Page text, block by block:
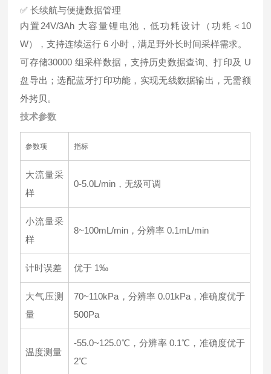
✅ 长续航与便捷数据管理
内置24V/3Ah 大容量锂电池，低功耗设计（功耗＜10
W），支持连续运行 6 小时，满足野外长时间采样需求。
可存储30000 组采样数据，支持历史数据查询、打印及 U
盘导出；选配蓝牙打印功能，实现无线数据输出，无需额
外拷贝。
技术参数
参数项 指标
大流量采
样
0-5.0L/min，无级可调
小流量采
样
8~100mL/min，分辨率 0.1mL/min
计时误差 优于 1‰
大气压测
量
70~110kPa，分辨率 0.01kPa，准确度优于
500Pa
温度测量
-55.0~125.0℃，分辨率 0.1℃，准确度优于
2℃